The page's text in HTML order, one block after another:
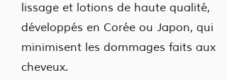
lissage et lotions de haute qualité,
développés en Corée ou Japon, qui
minimisent les dommages faits aux
cheveux.